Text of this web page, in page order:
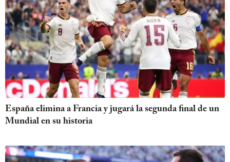
España elimina a Francia y jugará la segunda final de un
Mundial en su historia